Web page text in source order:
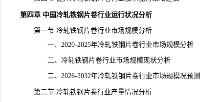
第四章 中国冷轧铁钢片卷行业运行状况分析
第一节 冷轧铁钢片卷行业市场规模分析
一、2020-2025年冷轧铁钢片卷行业市场规模分析
二、冷轧铁钢片卷行业市场规模现状分析
二、2026-2032年冷轧铁钢片卷行业市场规模况预测
第二节 冷轧铁钢片卷行业产量情况分析